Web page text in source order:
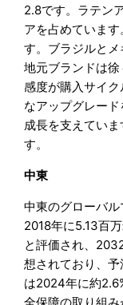
2.8です。ラテン
アを占めていま
す。ブラジルとメ
地元ブランドは
感度が購入サイ
なアップグレー
成長を支えてい
す。
中東
中東のグローバル
2018年に5.13百
と評価され、
想されており、
は2024年に約